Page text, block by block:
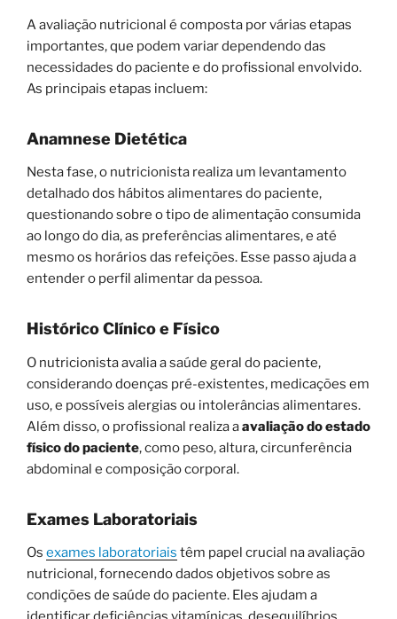
A avaliação nutricional é composta por várias etapas
importantes, que podem variar dependendo das
necessidades do paciente e do profissional envolvido.
As principais etapas incluem:
Anamnese Dietética
Nesta fase, o nutricionista realiza um levantamento
detalhado dos hábitos alimentares do paciente,
questionando sobre o tipo de alimentação consumida
ao longo do dia, as preferências alimentares, e até
mesmo os horários das refeições. Esse passo ajuda a
entender o perfil alimentar da pessoa.
Histórico Clínico e Físico
O nutricionista avalia a saúde geral do paciente,
considerando doenças pré-existentes, medicações em
uso, e possíveis alergias ou intolerâncias alimentares.
Além disso, o profissional realiza aavaliação do estado
físico do paciente, como peso, altura, circunferência
abdominal e composição corporal.
Exames Laboratoriais
Os exames laboratoriais têm papel crucial na avaliação
nutricional, fornecendo dados objetivos sobre as
condições de saúde do paciente. Eles ajudam a